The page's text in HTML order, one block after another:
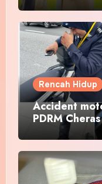
Rencah Hidup
Accident
PDRM Cheras